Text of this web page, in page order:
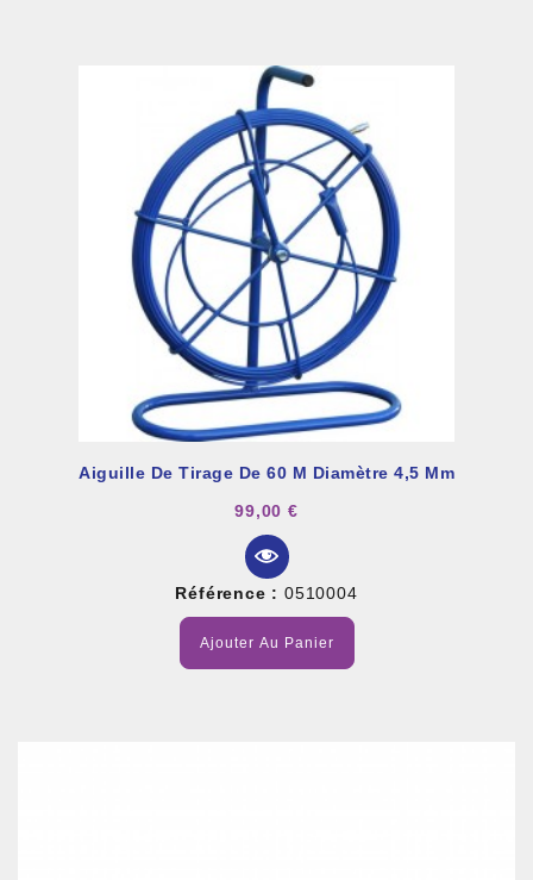
Aiguille De Tirage De 60 M Diamètre 4,5 Mm
99,00 €
Référence : 0510004
Ajouter Au Panier